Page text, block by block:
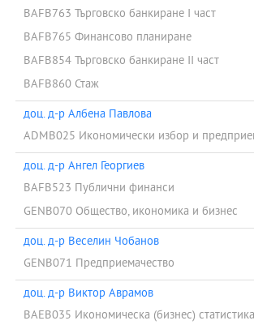
BAFB763 Търговско банкиране І част
BAFB765 Финансово планиране
BAFB854 Търговско банкиране ІІ част
BAFB860 Стаж
доц. д-р Албена Павлова
ADMB025 Икономически избор и
доц. д-р Ангел Георгиев
BAFB523 Публични финанси
GENB070 Общество, икономика и бизнес
доц. д-р Веселин Чобанов
GENB071 Предприемачество
доц. д-р Виктор Аврамов
BAEB035 Икономическа (бизнес) статистика